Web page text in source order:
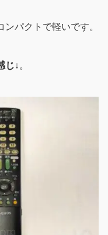
パクトで軽いです。
じ↓ 。